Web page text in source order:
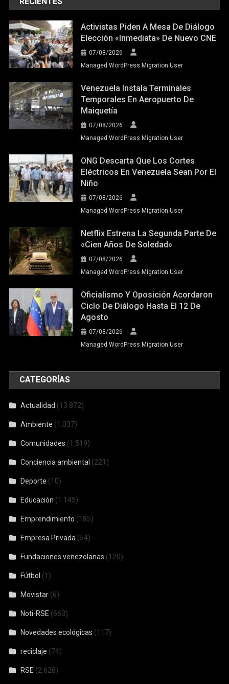
Activistas Piden A Mesa De Diálogo
Elección «inmediata» De Nuevo CNE
07/08/2026
Managed WordPress Migration User
Venezuela Instala Terminales
Temporales En Aeropuerto De
Maiquetía
07/08/2026
Managed WordPress Migration User
ONG Descarta Que Los Cortes
Eléctricos En Venezuela Sean Por El
Niño
07/08/2026
Managed WordPress Migration User
Netflix Estrena La Segunda Parte De
«Cien Años De Soledad»
07/08/2026
Managed WordPress Migration User
Oficialismo Y Oposición Acordaron
Ciclo De Diálogo Hasta El 12 De
Agosto
07/08/2026
Managed WordPress Migration User
CATEGORÍAS
Actualidad (13.872)
Ambiente (1.037)
Comunidades (1.519)
Conciencia ambiental (221)
Deporte (10)
Educación (1.145)
Emprendimiento (185)
Empresa Privada (54)
Fundaciones venezolanas (120)
Fútbol (1)
Movistar (6)
Noti-RSE (663)
Novedades ecológicas (117)
reciclaje (74)
RSE (2.628)